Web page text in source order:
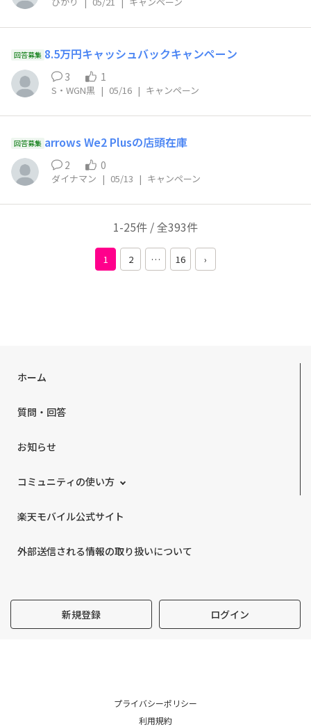
回答募集 8.5万円キャッシュバックキャンペーン
3 1
S・WGN黒 | 05/16 | キャンペーン
回答募集 arrows We2 Plusの店頭在庫
2 0
ダイナマン | 05/13 | キャンペーン
1-25件 / 全393件
1 2 … 16 ›
ホーム
質問・回答
お知らせ
コミュニティの使い方
楽天モバイル公式サイト
外部送信される情報の取り扱いについて
新規登録 ログイン
プライバシーポリシー
利用規約